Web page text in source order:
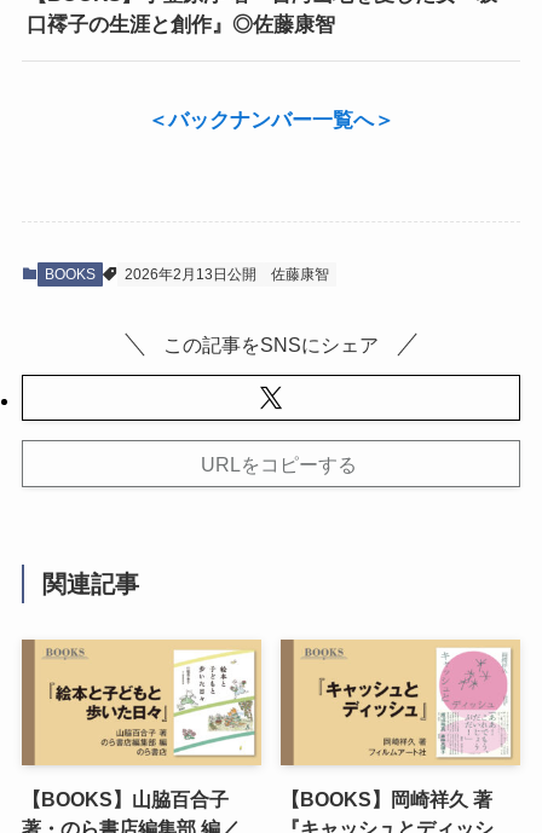
口䙥子の生涯と創作』◎佐藤康智
＜バックナンバー一覧へ＞
BOOKS 2026年2月13日公開 佐藤康智
この記事をSNSにシェア
URLをコピーする
関連記事
【BOOKS】山脇百合子
著・のら書店編集部 編／
【BOOKS】岡崎祥久 著
『キャッシュとディッシ